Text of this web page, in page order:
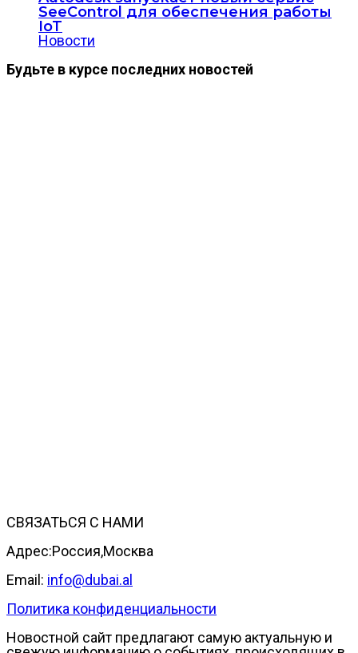
SeeControl для обеспечения работы
IoT
Новости
Будьте в курсе последних новостей
СВЯЗАТЬСЯ С НАМИ
Адрес:Россия,Москва
Email: info@dubai.al
Политика конфиденциальности
Новостной сайт предлагают самую актуальную и